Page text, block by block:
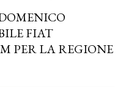
FIAT
PER LA REGIONE